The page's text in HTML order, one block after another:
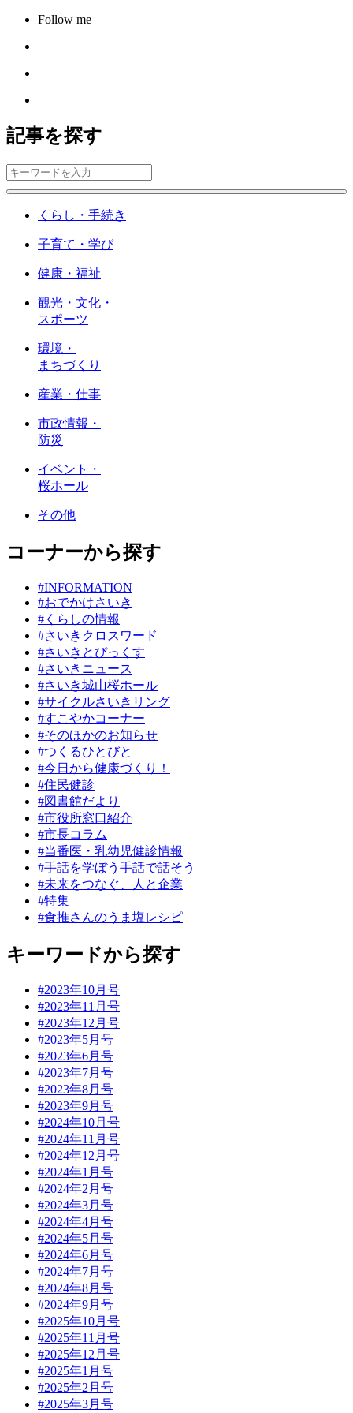
Follow me
記事を探す
くらし・手続き
子育て・学び
健康・福祉
観光・文化・
スポーツ
環境・
まちづくり
産業・仕事
市政情報・
防災
イベント・
桜ホール
その他
コーナーから探す
#INFORMATION
#おでかけさいき
#くらしの情報
#さいきクロスワード
#さいきとぴっくす
#さいきニュース
#さいき城山桜ホール
#サイクルさいきリング
#すこやかコーナー
#そのほかのお知らせ
#つくるひとびと
#今日から健康づくり！
#住民健診
#図書館だより
#市役所窓口紹介
#市長コラム
#当番医・乳幼児健診情報
#手話を学ぼう手話で話そう
#未来をつなぐ、人と企業
#特集
#食推さんのうま塩レシピ
キーワードから探す
#2023年10月号
#2023年11月号
#2023年12月号
#2023年5月号
#2023年6月号
#2023年7月号
#2023年8月号
#2023年9月号
#2024年10月号
#2024年11月号
#2024年12月号
#2024年1月号
#2024年2月号
#2024年3月号
#2024年4月号
#2024年5月号
#2024年6月号
#2024年7月号
#2024年8月号
#2024年9月号
#2025年10月号
#2025年11月号
#2025年12月号
#2025年1月号
#2025年2月号
#2025年3月号